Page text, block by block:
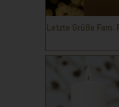
Letzte Grüße Fam.